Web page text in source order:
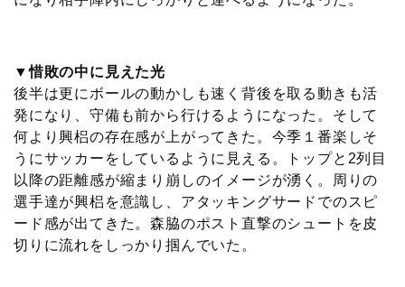
▼惜敗の中に見えた光
後半は更にボールの動かしも速く背後を取る動きも活
発になり、守備も前から行けるようになった。そして
何より興梠の存在感が上がってきた。今季１番楽しそ
うにサッカーをしているように見える。トップと2列目
以降の距離感が縮まり崩しのイメージが湧く。周りの
選手達が興梠を意識し、アタッキングサードでのスピ
ード感が出てきた。森脇のポスト直撃のシュートを皮
切りに流れをしっかり掴んでいた。